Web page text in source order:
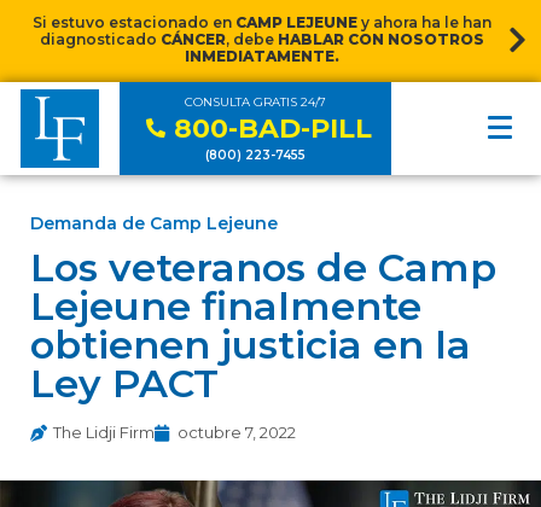
Si estuvo estacionado en CAMP LEJEUNEy ahora ha le han
diagnosticado CÁNCER, debe HABLAR CON NOSOTROS
INMEDIATAMENTE.
CONSULTA GRATIS 24/7
800-BAD-PILL
(800) 223-7455
Demanda de Camp Lejeune
Los veteranos de Camp
Lejeune finalmente
obtienen justicia en la
Ley PACT
The Lidji Firm octubre 7, 2022